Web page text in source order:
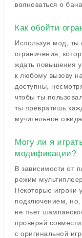
волноваться о
Как обойти
Используя мод, ты
ограничения,
ждать повышения
к любому вызову
доступны,
чтобы ты
ты превратишь
мучительное
Могу ли я
модификации?
В зависимости от
режим
Некоторые игроки
подключением, но,
не пьет
проверяй
с оригинальной